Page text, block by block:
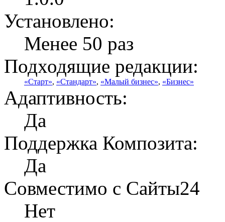
Установлено:
Менее 50 раз
Подходящие редакции:
«Старт», «Стандарт», «Малый бизнес», «Бизнес»
Адаптивность:
Да
Поддержка Композита:
Да
Совместимо с Сайты24
Нет